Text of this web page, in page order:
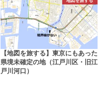
【地図を旅する】東京にもあった
県境未確定の地（江戸川区・旧江
戸川河口）